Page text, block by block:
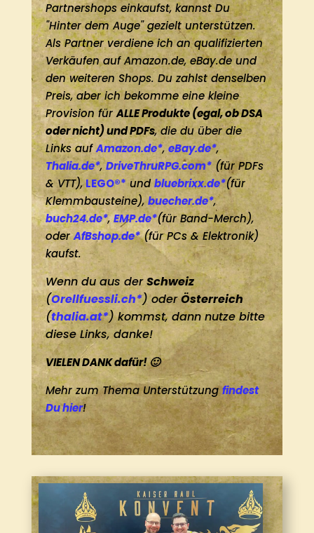
Partnershops einkaufst, kannst Du
"Hinter dem Auge" gezielt unterstützen.
Als Partner verdiene ich an qualifizierten
Verkäufen auf Amazon.de, eBay.de und
den weiteren Shops. Du zahlst denselben
Preis, aber ich bekomme eine kleine
Provision fürALLE Produkte (egal, ob DSA
oder nicht) und PDFs, die du über die
Links aufAmazon.de*,eBay.de*,
Thalia.de*,DriveThruRPG.com*(für PDFs
& VTT),LEGO®*undbluebrixx.de*(für
Klemmbausteine), buecher.de*,
buch24.de*,EMP.de*(für Band-Merch),
oderAfBshop.de*(für PCs & Elektronik)
kaufst.
Wenn du aus derSchweiz
(Orellfuessli.ch*) oderÖsterreich
(thalia.at*) kommst, dann nutze bitte
diese Links, danke!
VIELEN DANK dafür! 🙂
Mehr zum Thema Unterstützungfindest
Du hier!